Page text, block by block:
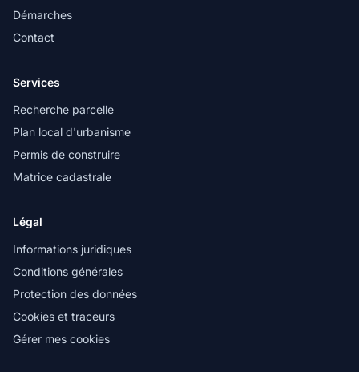
Démarches
Contact
Services
Recherche parcelle
Plan local d'urbanisme
Permis de construire
Matrice cadastrale
Légal
Informations juridiques
Conditions générales
Protection des données
Cookies et traceurs
Gérer mes cookies